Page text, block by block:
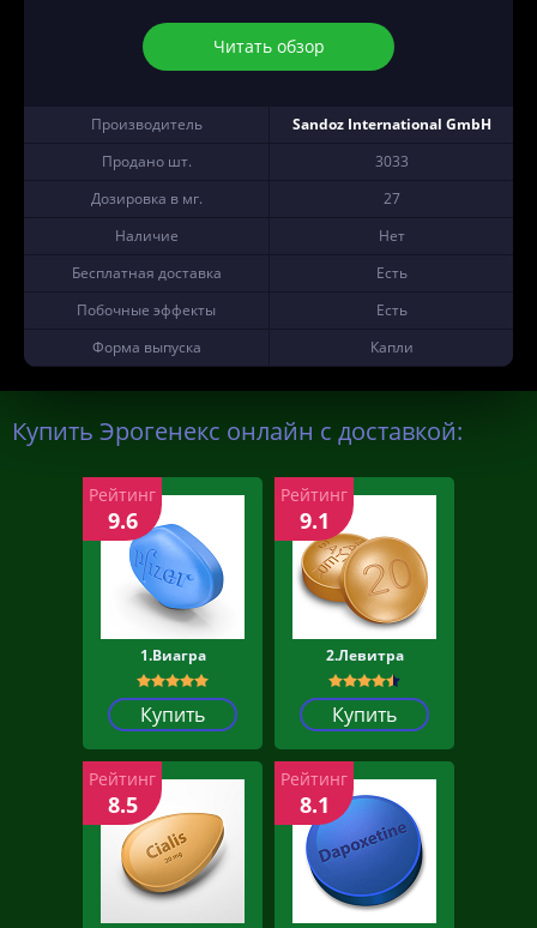
Читать обзор
Производитель
Sandoz International GmbH
Продано шт.
3033
Дозировка в мг.
27
Наличие
Нет
Бесплатная доставка
Есть
Побочные эффекты
Есть
Форма выпуска
Капли
Купить Эрогенекс онлайн с доставкой:
1.Виагра
Купить
Рейтинг
9.6
2.Левитра
Купить
Рейтинг
9.1
Рейтинг
8.5
Рейтинг
8.1